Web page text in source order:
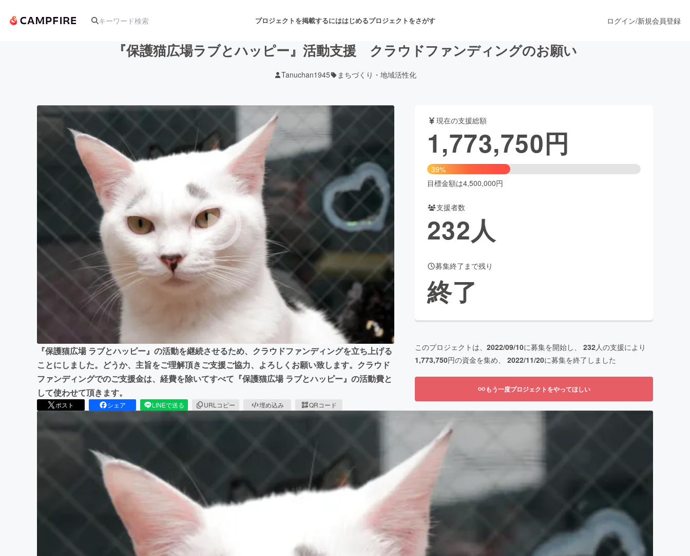
プロジェクトを掲載するにははじめるプロジェクトをさがす
アート・写真 舞台・パフォーマンス
テクノロジー・ガジェット ゲーム・サービス開発 ファッション
映像・映画 書籍・雑誌出版 アニメ・漫画
ビジネス・起業 チャレンジ ビューティー・ヘルスケア
まちづくり・地域活性化
CAMPFIRE for Social GoodCAMPFIRE Creation
CAMPFIREふるさと納税
machi-ya コミュニティ
ログイン/新規会員登録
『保護猫広場ラブとハッピー』活動支援 クラウドファンディングのお願い
Tanuchan1945 まちづくり・地域活性化
『保護猫広場 ラブとハッピー』の活動を継続させるため、クラウドファンディングを立ち上げる
ことにしました。どうか、主旨をご理解頂きご支援ご協力、よろしくお願い致します。クラウド
ファンディングでのご支援金は、経費を除いてすべて『保護猫広場 ラブとハッピー』の活動費と
して使わせて頂きます。
ポスト シェア LINEで送る URLコピー 埋め込み QRコード
現在の支援総額
1,773,750円
39%
目標金額は4,500,000円
支援者数
232人
募集終了まで残り
終了
このプロジェクトは、 2022/09/10に募集を開始し、 232人の支援により
1,773,750円の資金を集め、 2022/11/20に募集を終了しました
もう一度プロジェクトをやってほしい